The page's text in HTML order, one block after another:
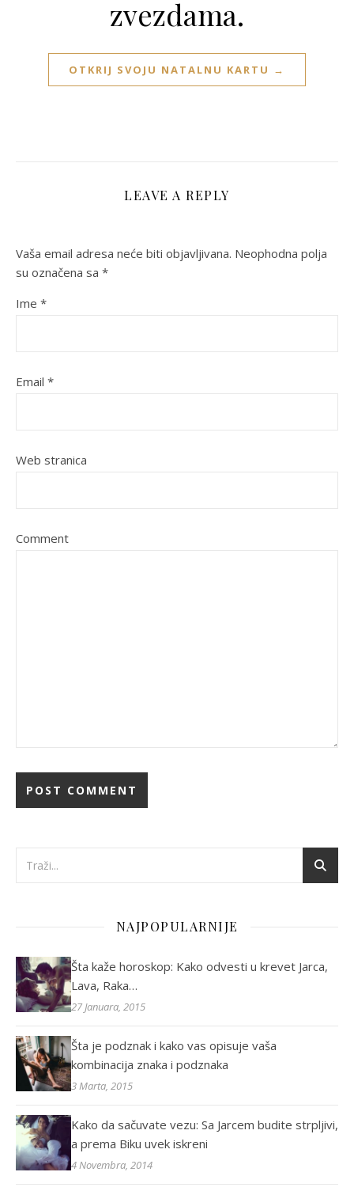
zvezdama.
OTKRIJ SVOJU NATALNU KARTU →
LEAVE A REPLY
Vaša email adresa neće biti objavljivana. Neophodna polja
su označena sa *
Ime *
Email *
Web stranica
Comment
NAJPOPULARNIJE
Šta kaže horoskop: Kako odvesti u krevet Jarca,
Lava, Raka…
27 Januara, 2015
Šta je podznak i kako vas opisuje vaša
kombinacija znaka i podznaka
3 Marta, 2015
Kako da sačuvate vezu: Sa Jarcem budite strpljivi,
a prema Biku uvek iskreni
4 Novembra, 2014